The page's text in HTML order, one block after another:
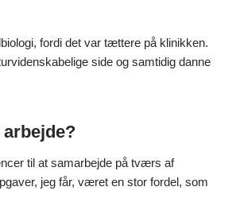
fordi det var tættere på klinikken.
side og samtidig danne
til at samarbejde på tværs af
jeg får, været en stor fordel, som